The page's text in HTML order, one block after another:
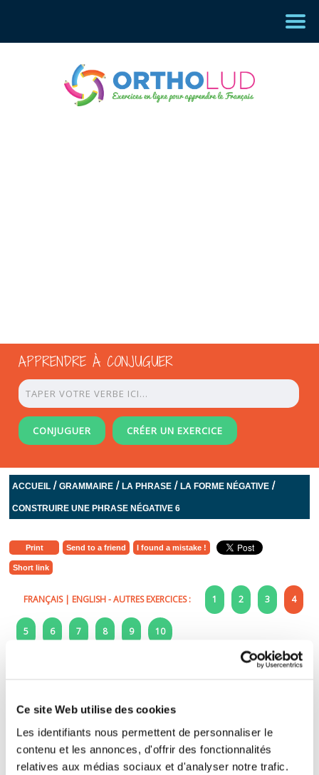
Ce site Web utilise des cookies
Les identifiants nous permettent de personnaliser le
contenu et les annonces, d'offrir des fonctionnalités
relatives aux médias sociaux et d'analyser notre trafic.
APPRENDRE À CONJUGUER
CONJUGUER CRÉER UN EXERCICE
ACCUEIL /GRAMMAIRE /LA PHRASE /LA FORME NÉGATIVE /
CONSTRUIRE UNE PHRASE NÉGATIVE 6
Print Send to a friend I found a mistake !
Short link
FRANÇAIS| ENGLISH- AUTRES EXERCICES : 1 2 3 4
5 6 7 8 9 10
Put that negative sentence in the right order.
Slide the words!
Be careful, the words that have a capital letter are those that start
the sentences, look also where is the period, it is it that ends the